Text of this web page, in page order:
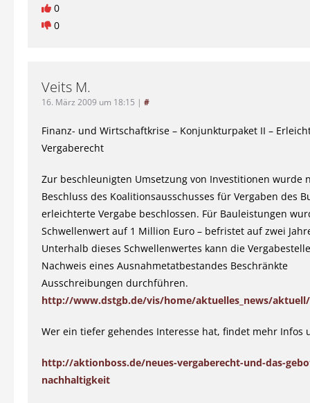
0
0
Veits M.
16. März 2009 um 18:15 | #
Finanz- und Wirtschaftkrise – Konjunkturpaket II –
Vergaberecht
Zur beschleunigten Umsetzung von Investitionen wurde
Beschluss des Koalitionsausschusses für Vergaben des
erleichterte Vergabe beschlossen. Für Bauleistungen
Schwellenwert auf 1 Million Euro – befristet auf zwei
Unterhalb dieses Schwellenwertes kann die
Nachweis eines Ausnahmetatbestandes Beschränkte
Ausschreibungen durchführen.
http://www.dstgb.de/vis/home/aktuelles_news/
Wer ein tiefer gehendes Interesse hat, findet mehr Infos
http://aktionboss.de/neues-vergaberecht-und-das-
nachhaltigkeit